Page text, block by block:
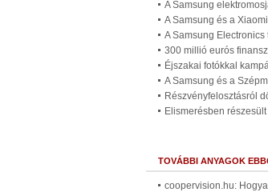
A Samsung
A Samsung és a
A Samsung
300 millió eurós
Éjszakai fotókkal
A Samsung és a
Részvényfelosztásról
Elismerésben
TOVÁBBI ANYAGOK
coopervision.hu: